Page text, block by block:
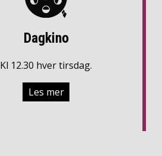
Dagkino
Kl 12.30 hver tirsdag.
Les mer